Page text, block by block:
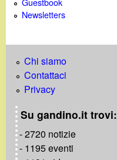
Newsletters
Chi siamo
Contattaci
Privacy
Su gandino.it trovi:
- 2720 notizie
- 1195 eventi